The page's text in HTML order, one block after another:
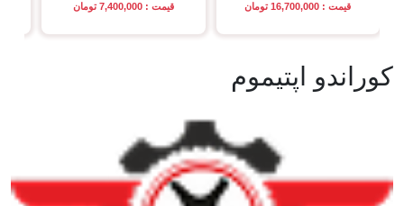
قیمت : 16,700,000 تومان قیمت : 7,400,000 تومان
کوراندو اپتیموم